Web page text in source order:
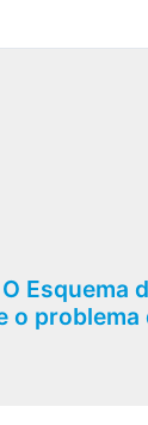
Esquema
o problema